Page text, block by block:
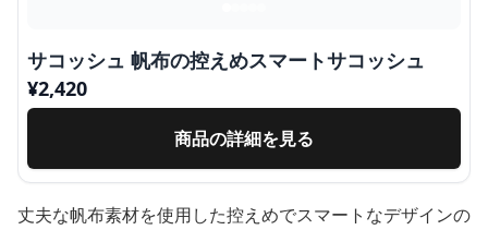
サコッシュ 帆布の控えめスマートサコッシュ
¥2,420
商品の詳細を見る
丈夫な帆布素材を使用した控えめでスマートなデザインの